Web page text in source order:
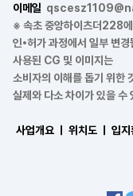
이메일
※ 속초 중앙하이츠더228
인•허가 과정에서 일부 변경
사용된 CG 및 이미지는
소비자의 이해를 돕기 위한
실제와 다소 차이가 있을 수
사업개요 ㅣ 위치도 ㅣ 입지